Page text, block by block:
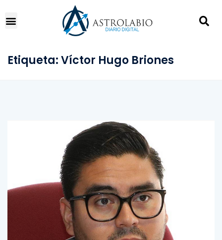
Etiqueta:Víctor Hugo Briones